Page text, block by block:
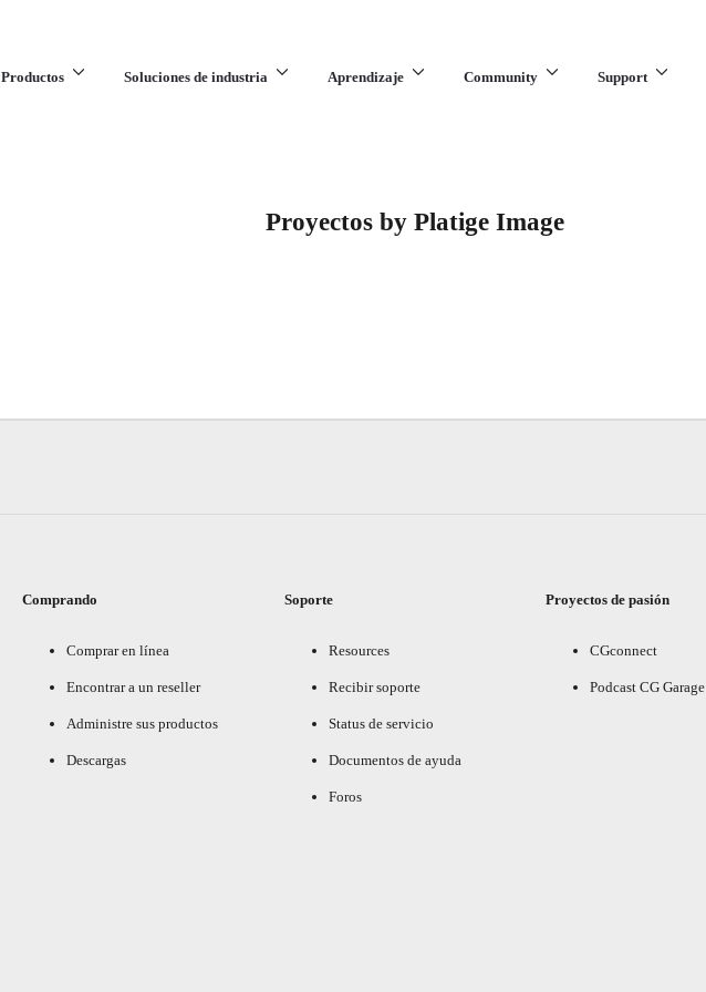
Productos Soluciones de industria Aprendizaje Community Support
Proyectos by Platige Image
Comprando
Comprar en línea
Encontrar a un reseller
Administre sus productos
Descargas
Soporte
Resources
Recibir soporte
Status de servicio
Documentos de ayuda
Foros
Proyectos de pasión
CGconnect
Podcast CG Garage